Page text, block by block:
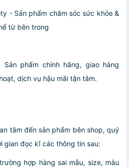
- Sản phẩm chăm sóc sức khỏe &
từ bên trong
phẩm chính hãng, giao hàng
dịch vụ hậu mãi tận tâm.
tâm đến sản phẩm bên shop, quý
gian đọc kĩ các thông tin sau:
hợp hàng sai mẫu, size, màu